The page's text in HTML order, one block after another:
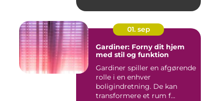
01. sep
Gardiner: Forny dit hjem
med stil og funktion
Gardiner spiller en afgørende
rolle i en enhver
boligindretning. De kan
transformere et rum f...